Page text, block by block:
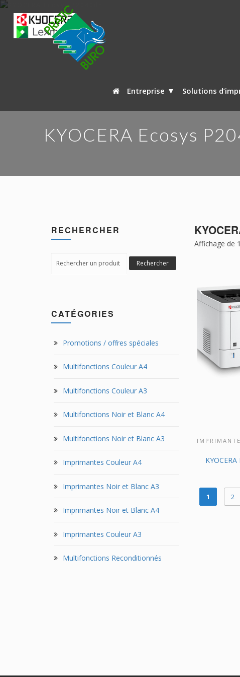
Entreprise Solutions
KYOCERA Ecosys
Affichage de
1 2
RECHERCHER
for:
Rechercher
CATÉGORIES
Promotions / offres spéciales
Multifonctions Couleur A4
Multifonctions Couleur A3
Multifonctions Noir et Blanc A4
Multifonctions Noir et Blanc A3
Imprimantes Couleur A4
Imprimantes Noir et Blanc A3
Imprimantes Noir et Blanc A4
Imprimantes Couleur A3
Multifonctions Reconditionnés